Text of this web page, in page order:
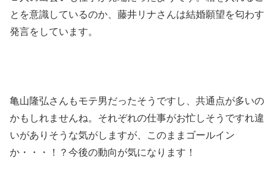
とを意識しているのか、藤井リナさんは結婚願望を匂わす
発言をしています。
亀山隆弘さんもモテ男だったそうですし、共通点が多いの
かもしれませんね。それぞれの仕事がお忙しそうですれ違
いがありそうな気がしますが、このままゴールイン
か・・・！？今後の動向が気になります！